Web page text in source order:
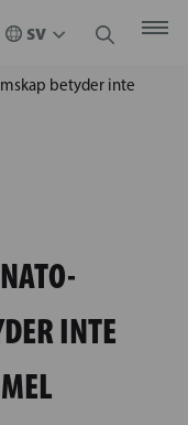
betyder inte
INTE